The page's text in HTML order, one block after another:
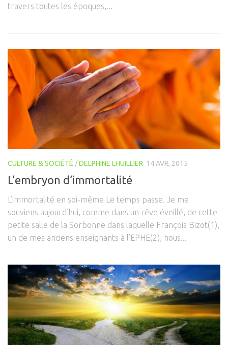
travers toutes les époques,...
CULTURE & SOCIÉTÉ /DELPHINE LHUILLIER 14 AVR, 2015
L’embryon d’immortalité
L’immortalité en soi-même Le temps passe. Je me
souviens aujourd’hui, comme dans un rêve éveillé, de cette
petite salle de la Sorbonne dans laquelle François Bizot(1),
un de mes anciens enseignants à l’EPHE(2), nous...